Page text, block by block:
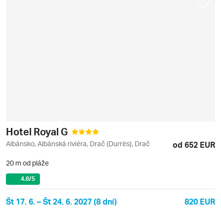
Hotel Royal G
Albánsko, Albánská riviéra, Drač (Durrës), Drač od 652 EUR
20 m od pláže
4.8/5
Št 17. 6. – Št 24. 6. 2027 (8 dní) 820 EUR